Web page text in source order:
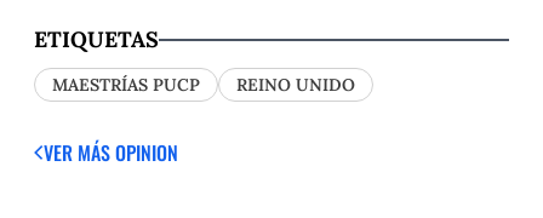
ETIQUETAS
MAESTRÍAS PUCP REINO UNIDO
VER MÁS OPINION